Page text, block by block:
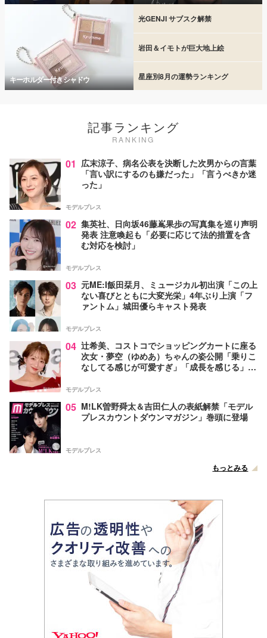
キーホルダー付きシャドウ
光GENJI サブスク解禁
岩田＆イモトが巨大地上絵
星座別8月の運勢ランキング
記事ランキング
RANKING
01 広末涼子、病名公表を決断した次男からの言葉
「言い訳にするのも嫌だった」「言うべきか迷
った」
モデルプレス
02 集英社、日向坂46藤嶌果歩の写真集を巡り声明
発表 注意喚起も「必要に応じて法的措置を含
む対応を検討」
モデルプレス
03 元ME:I飯田栞月、ミュージカル初出演「この上
ない喜びとともに大変光栄」4年ぶり上演「フ
ァントム」城田優らキャスト発表
モデルプレス
04 辻希美、コストコでショッピングカートに座る
次女・夢空（ゆめあ）ちゃんの姿公開「乗りこ
なしてる感じが可愛すぎ」「成長を感じる」の
モデルプレス
05 M!LK曽野舜太＆吉田仁人の表紙解禁「モデル
プレスカウントダウンマガジン」巻頭に登場
モデルプレス
もっとみる